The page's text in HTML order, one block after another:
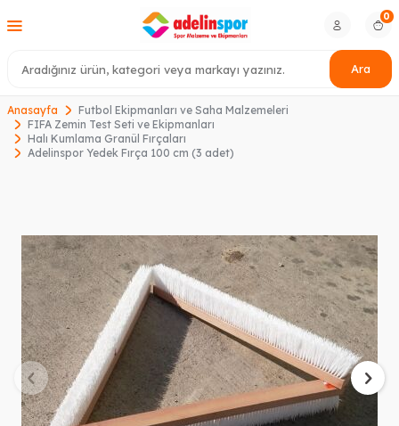
Ara
0
Anasayfa
Futbol Ekipmanları ve Saha Malzemeleri
FIFA Zemin Test Seti ve Ekipmanları
Halı Kumlama Granül Fırçaları
Adelinspor Yedek Fırça 100 cm (3 adet)